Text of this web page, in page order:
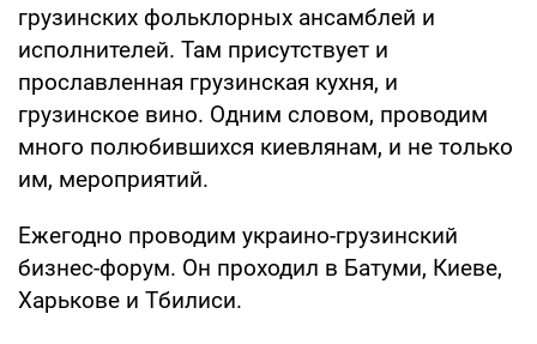
грузинских фольклорных ансамблей и
исполнителей. Там присутствует и
прославленная грузинская кухня, и
грузинское вино. Одним словом, проводим
много полюбившихся киевлянам, и не только
им, мероприятий.
Ежегодно проводим украино-грузинский
бизнес-форум. Он проходил в Батуми, Киеве,
Харькове и Тбилиси.